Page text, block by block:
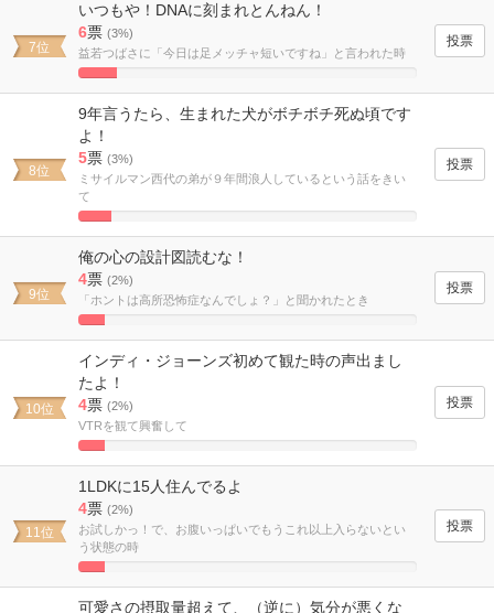
7位
いつもや！DNAに刻まれとんねん！
6票 (3%)
益若つばさに「今日は足メッチャ短いですね」と言われた時
11.538461538462%
8位
9年言うたら、生まれた犬がボチボチ死ぬ頃です
よ！
5票 (3%)
ミサイルマン西代の弟が９年間浪人しているという話をきい
て
9.6153846153846%
9位
俺の心の設計図読むな！
4票 (2%)
「ホントは高所恐怖症なんでしょ？」と聞かれたとき
7.6923076923077%
10位
インディ・ジョーンズ初めて観た時の声出まし
たよ！
4票 (2%)
VTRを観て興奮して
7.6923076923077%
11位
1LDKに15人住んでるよ
4票 (2%)
お試しかっ！で、お腹いっぱいでもうこれ以上入らないとい
う状態の時
7.6923076923077%
可愛さの摂取量超えて、（逆に）気分が悪くな